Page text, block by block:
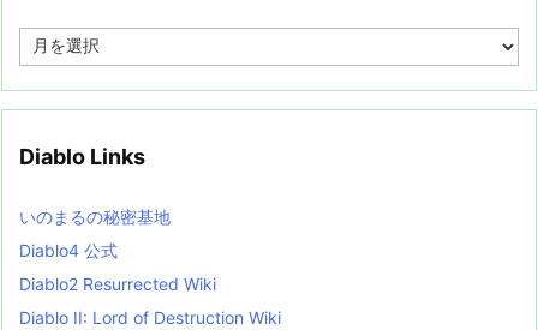
e
i
s
t
Diablo Links
いのまるの秘密基地
Diablo4 公式
Diablo2 Resurrected Wiki
Diablo II: Lord of Destruction Wiki